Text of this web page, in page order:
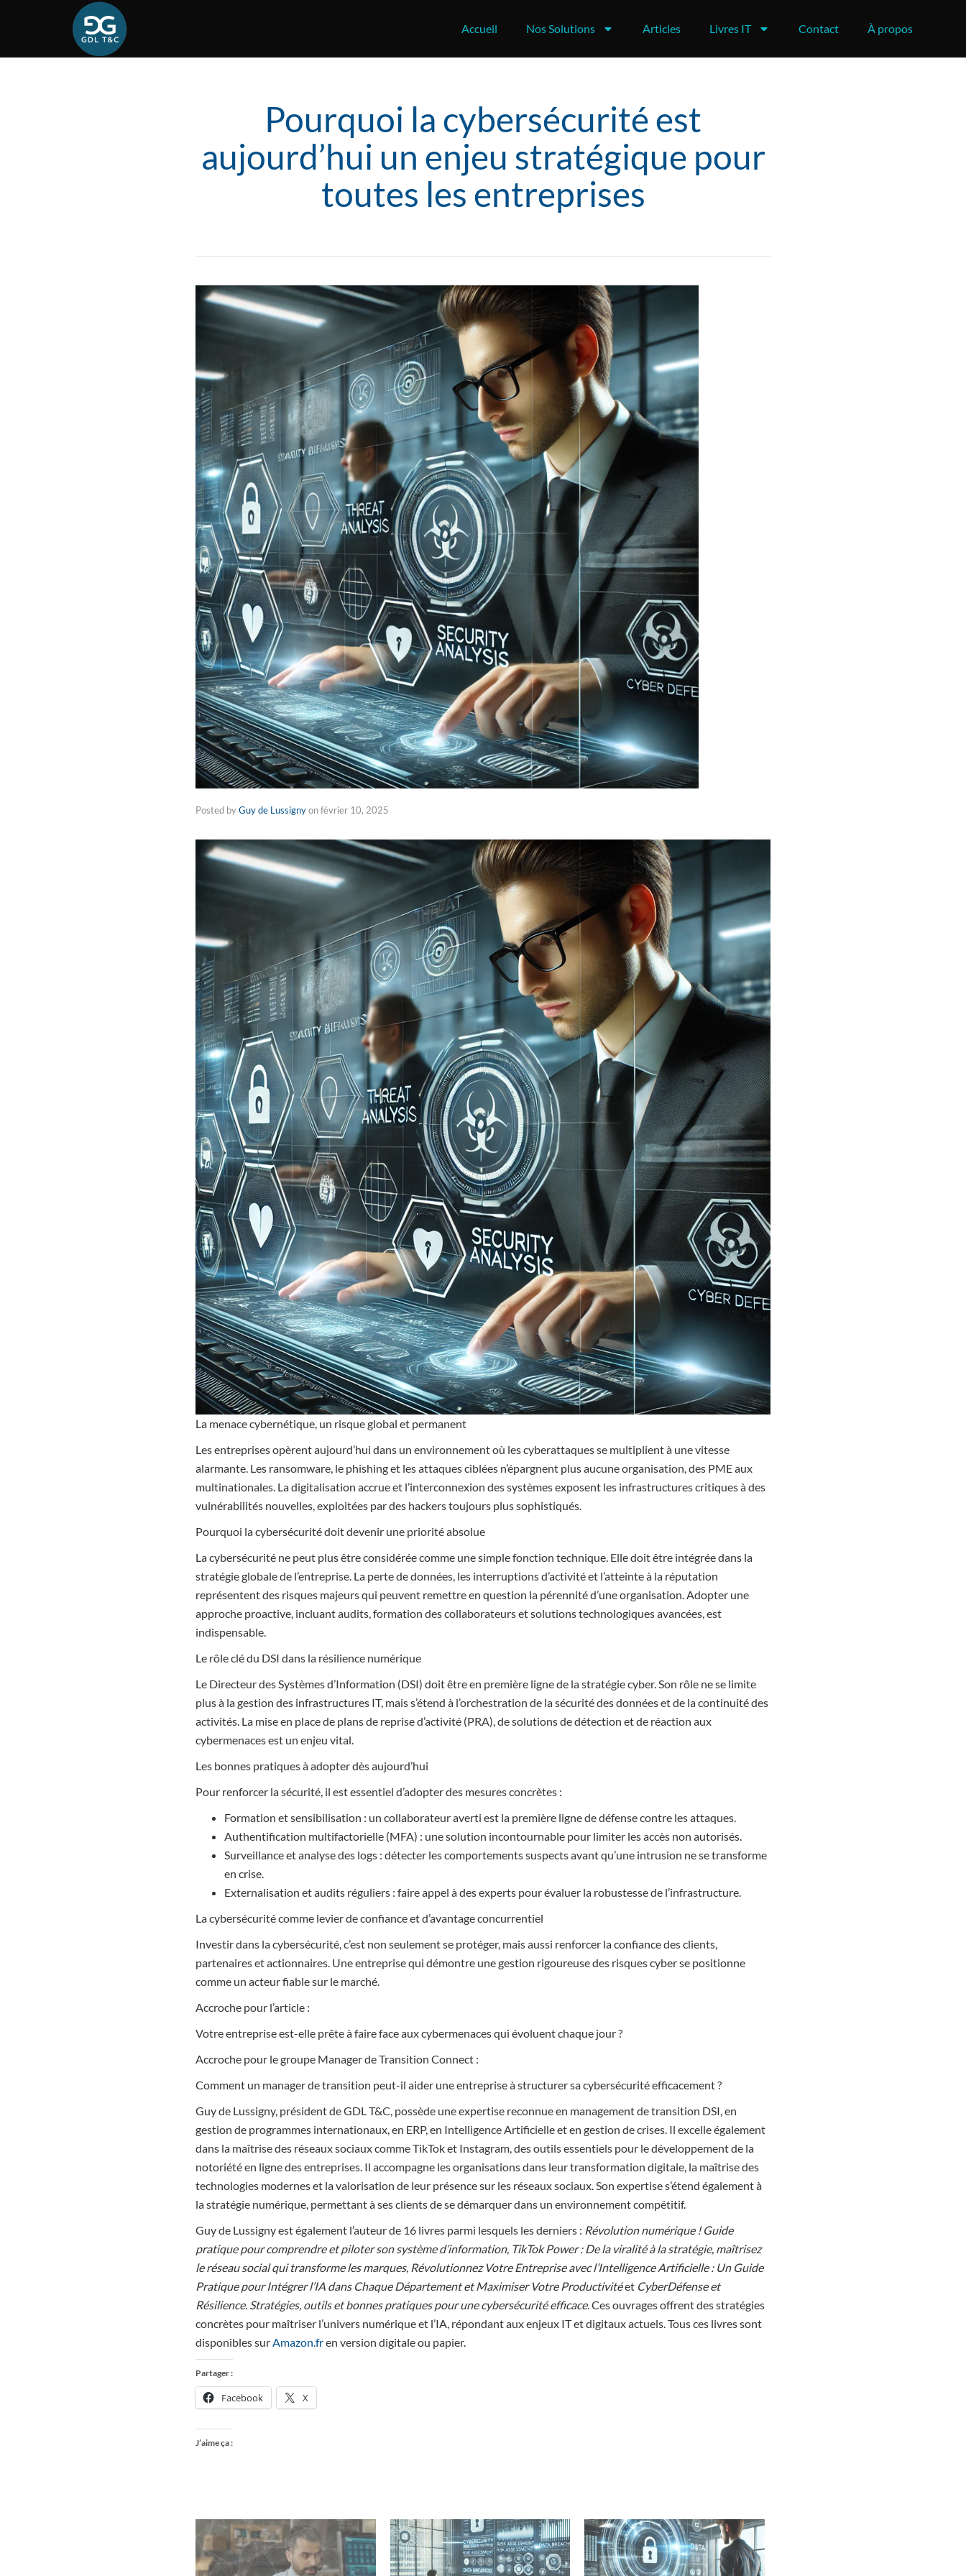
Accueil Nos Solutions Articles Livres IT Contact À propos
Pourquoi la cybersécurité est
aujourd’hui un enjeu stratégique pour
toutes les entreprises
Posted byGuy de Lussignyonfévrier 10, 2025
La menace cybernétique, un risque global et permanent
Les entreprises opèrent aujourd’hui dans un environnement où les cyberattaques se multiplient à une vitesse
alarmante. Les ransomware, le phishing et les attaques ciblées n’épargnent plus aucune organisation, des PME aux
multinationales. La digitalisation accrue et l’interconnexion des systèmes exposent les infrastructures critiques à des
vulnérabilités nouvelles, exploitées par des hackers toujours plus sophistiqués.
Pourquoi la cybersécurité doit devenir une priorité absolue
La cybersécurité ne peut plus être considérée comme une simple fonction technique. Elle doit être intégrée dans la
stratégie globale de l’entreprise. La perte de données, les interruptions d’activité et l’atteinte à la réputation
représentent des risques majeurs qui peuvent remettre en question la pérennité d’une organisation. Adopter une
approche proactive, incluant audits, formation des collaborateurs et solutions technologiques avancées, est
indispensable.
Le rôle clé du DSI dans la résilience numérique
Le Directeur des Systèmes d’Information (DSI) doit être en première ligne de la stratégie cyber. Son rôle ne se limite
plus à la gestion des infrastructures IT, mais s’étend à l’orchestration de la sécurité des données et de la continuité des
activités. La mise en place de plans de reprise d’activité (PRA), de solutions de détection et de réaction aux
cybermenaces est un enjeu vital.
Les bonnes pratiques à adopter dès aujourd’hui
Pour renforcer la sécurité, il est essentiel d’adopter des mesures concrètes :
Formation et sensibilisation : un collaborateur averti est la première ligne de défense contre les attaques.
Authentification multifactorielle (MFA) : une solution incontournable pour limiter les accès non autorisés.
Surveillance et analyse des logs : détecter les comportements suspects avant qu’une intrusion ne se transforme
en crise.
Externalisation et audits réguliers : faire appel à des experts pour évaluer la robustesse de l’infrastructure.
La cybersécurité comme levier de confiance et d’avantage concurrentiel
Investir dans la cybersécurité, c’est non seulement se protéger, mais aussi renforcer la confiance des clients,
partenaires et actionnaires. Une entreprise qui démontre une gestion rigoureuse des risques cyber se positionne
comme un acteur fiable sur le marché.
Accroche pour l’article :
Votre entreprise est-elle prête à faire face aux cybermenaces qui évoluent chaque jour ?
Accroche pour le groupe Manager de Transition Connect :
Comment un manager de transition peut-il aider une entreprise à structurer sa cybersécurité efficacement ?
Guy de Lussigny, président de GDL T&C, possède une expertise reconnue en management de transition DSI, en
gestion de programmes internationaux, en ERP, en Intelligence Artificielle et en gestion de crises. Il excelle également
dans la maîtrise des réseaux sociaux comme TikTok et Instagram, des outils essentiels pour le développement de la
notoriété en ligne des entreprises. Il accompagne les organisations dans leur transformation digitale, la maîtrise des
technologies modernes et la valorisation de leur présence sur les réseaux sociaux. Son expertise s’étend également à
la stratégie numérique, permettant à ses clients de se démarquer dans un environnement compétitif.
Guy de Lussigny est également l’auteur de 16 livres parmi lesquels les derniers : Révolution numérique ! Guide
pratique pour comprendre et piloter son système d’information, TikTok Power : De la viralité à la stratégie, maîtrisez
le réseau social qui transforme les marques, Révolutionnez Votre Entreprise avec l’Intelligence Artificielle : Un Guide
Pratique pour Intégrer l’IA dans Chaque Département et Maximiser Votre Productivitéet CyberDéfense et
Résilience. Stratégies, outils et bonnes pratiques pour une cybersécurité efficace. Ces ouvrages offrent des stratégies
concrètes pour maîtriser l’univers numérique et l’IA, répondant aux enjeux IT et digitaux actuels. Tous ces livres sont
disponibles surAmazon.fren version digitale ou papier.
Partager :
Facebook X
J’aime ça :